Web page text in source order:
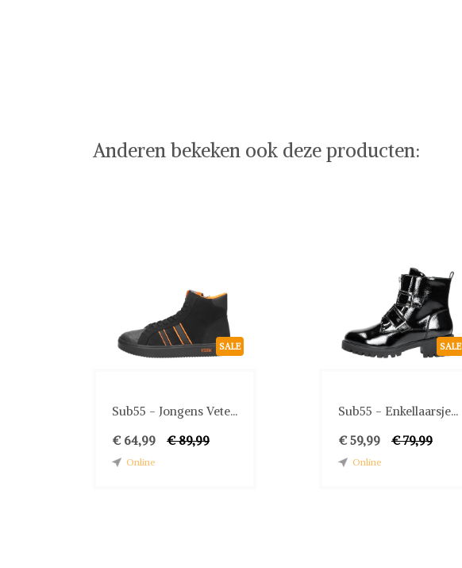
Anderen bekeken ook deze producten:
SALE
Sub55 - Jongens Vete...
€ 64,99
€ 89,99
Online
SALE
Sub55 - Enkellaarsje...
€ 59,99
€ 79,99
Online